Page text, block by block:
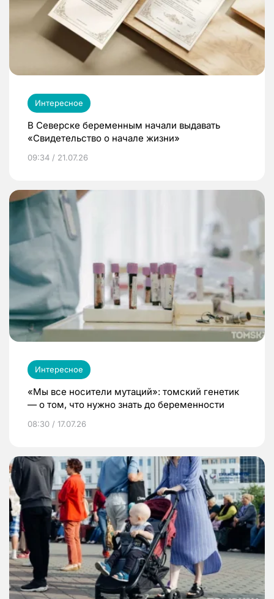
Интересное
В Северске беременным начали выдавать
«Свидетельство о начале жизни»
09:34 / 21.07.26
Интересное
«Мы все носители мутаций»: томский генетик
— о том, что нужно знать до беременности
08:30 / 17.07.26